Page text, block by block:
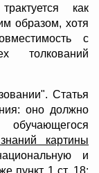
как
образом, хотя
с
толкований
Статья
оно должно
картины
и